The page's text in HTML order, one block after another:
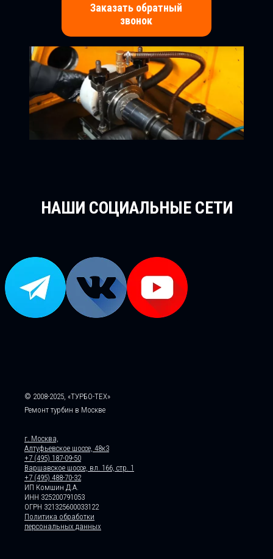
Заказать обратный
звонок
НАШИ СОЦИАЛЬНЫЕ СЕТИ
© 2008-2025, «ТУРБО-ТЕХ»
Ремонт турбин в Москве
г. Москва,
Алтуфьевское шоссе, 48к3
+7 (495) 187-09-50
Варшавское шоссе, вл. 166, стр. 1
+7 (495) 488-70-32
ИП Комшин Д.А.
ИНН 325200791053
ОГРН 321325600033122
Политика обработки
персональных данных